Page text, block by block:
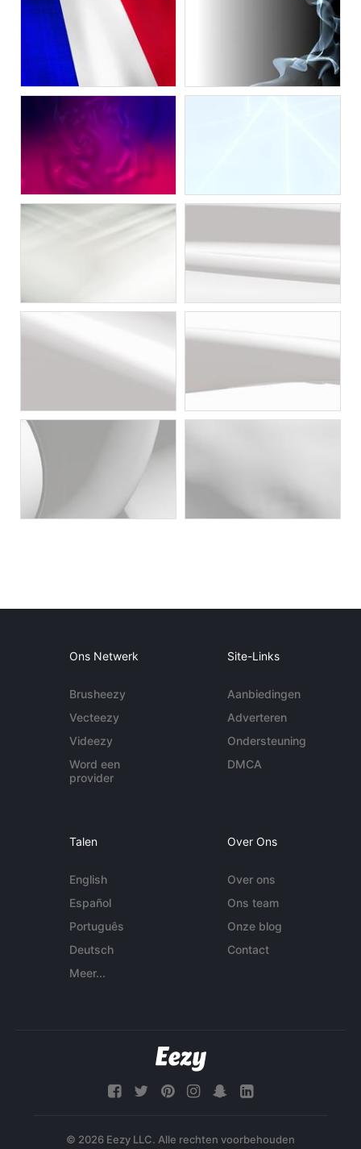
Ons Netwerk
Brusheezy
Vecteezy
Videezy
Word een
provider
Site-Links
Aanbiedingen
Adverteren
Ondersteuning
DMCA
Talen
English
Español
Português
Deutsch
Meer...
Over Ons
Over ons
Ons team
Onze blog
Contact
© 2026 Eezy LLC. Alle rechten voorbehouden